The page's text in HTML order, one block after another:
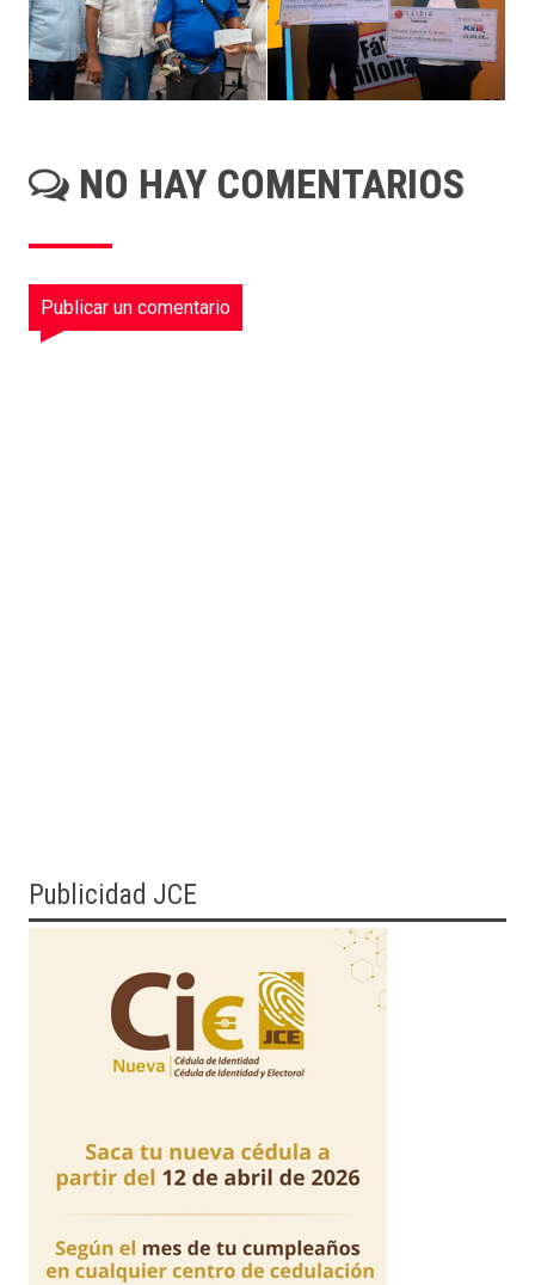
NO HAY COMENTARIOS
Publicar un comentario
Publicidad JCE